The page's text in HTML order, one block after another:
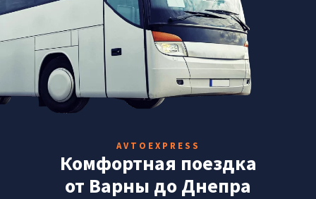
AVTOEXPRESS
Комфортная поездка
от Варны до Днепра